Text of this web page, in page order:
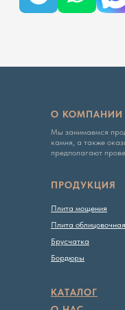
О КОМПАНИИ
Мы занимаемся
камня, а также
предполагают
КАТАЛОГ
ПРОДУКЦИЯ
Плита мощения
Плита облицовочная
Брусчатка
Бордюры
Вся представленная на сайте